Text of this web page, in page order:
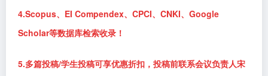
4.Scopus、EI Compendex、CPCI、CNKI、Google
Scholar等数据库检索收录！
5.多篇投稿/学生投稿可享优惠折扣，投稿前联系会议负责人宋